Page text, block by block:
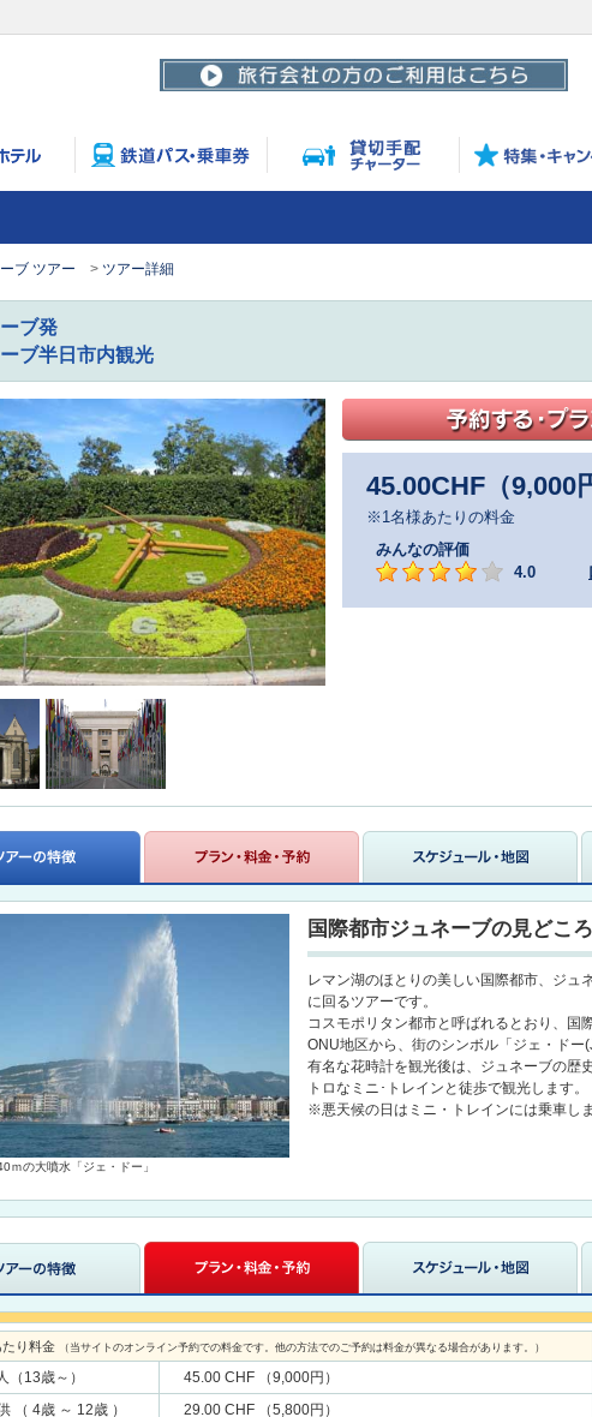
ブ ツアー ツアー詳細
ブ発
ブ半日市内観光
45.00CHF （9,000
※1名様あたりの料金
みんなの評価
4.0
ｍの大噴水「ジェ・ドー」
国際都市ジュネーブの見どこ
レマン湖のほとりの美しい国際都市、ジュ
に回るツアーです。
コスモポリタン都市と呼ばれるとおり、国
ONU地区から、街のシンボル「ジェ・ドー
有名な花時計を観光後は、ジュネーブの歴
トロなミニ･トレインと徒歩で観光します。
※悪天候の日はミニ・トレインには乗車し
たり料金 （当サイトのオンライン予約での料金です。他の方法でのご予約は料金が異なる場合があります。）
（13歳～）
45.00 CHF （9,000円）
（ 4歳 ～ 12歳 ）
29.00 CHF （5,800円）